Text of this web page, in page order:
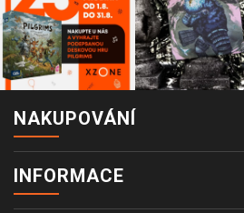
NAKUPOVÁNÍ
INFORMACE